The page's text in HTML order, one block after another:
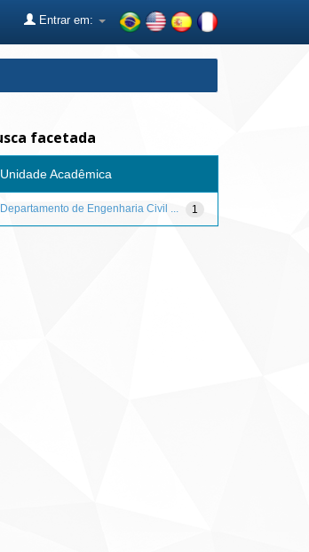
Entrar em:
facetada
Unidade Acadêmica
1
Departamento de Engenharia Civil ...